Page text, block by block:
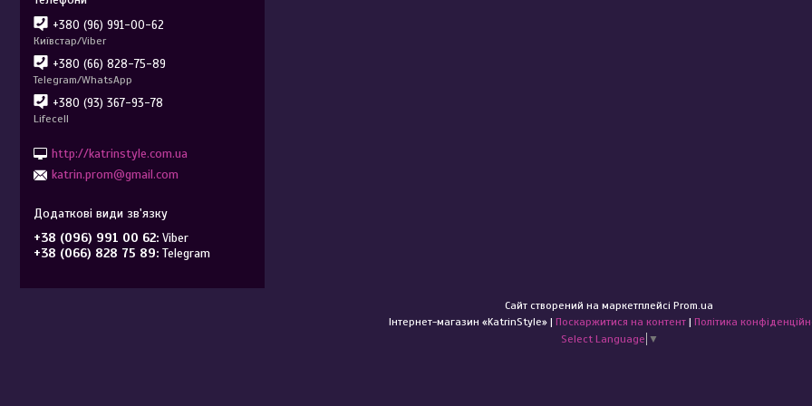
+380 (96) 991-00-62
Київстар/Viber
+380 (66) 828-75-89
Telegram/WhatsApp
+380 (93) 367-93-78
Lifecell
http://katrinstyle.com.ua
katrin.prom@gmail.com
+38 (096) 991 00 62 Viber
+38 (066) 828 75 89 Telegram
Сайт створений на маркетплейсі Prom.ua
Інтернет-магазин «KatrinStyle» | Поскаржитися на контент | Політика
Select Language ▼